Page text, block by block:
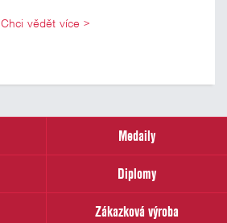
Chci vědět více >
Medaily
Diplomy
Zákazková výroba